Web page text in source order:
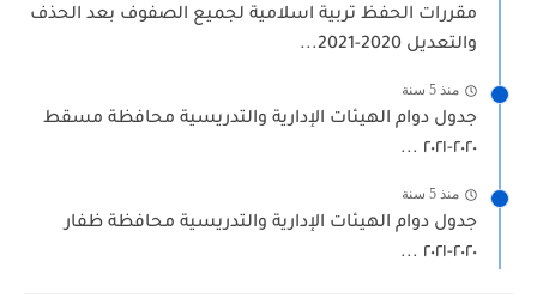
مقررات الحفظ تربية اسلامية لجميع الصفوف بعد الحذف
والتعديل 2020-2021...
منذ 5 سنة
جدول ‏دوام ‏الهيئات ‏الإدارية ‏والتدريسية ‏محافظة ‏مسقط
منذ 5 سنة
جدول ‏دوام ‏الهيئات ‏الإدارية ‏والتدريسية ‏محافظة ‏ظفار